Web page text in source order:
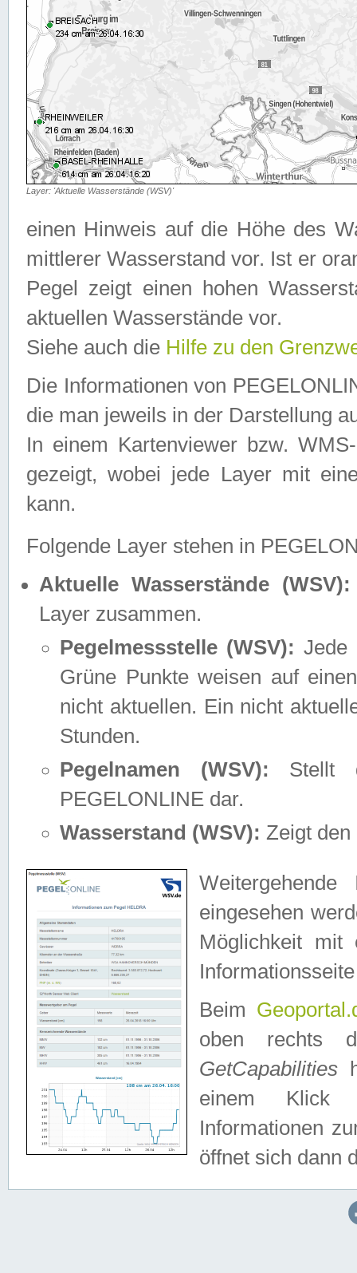
Layer: 'Aktuelle Wasserstände (WSV)'
einen Hinweis auf die Höhe des
mittlerer Wasserstand vor. Ist er
Pegel zeigt einen hohen
aktuellen Wasserstände vor.
Siehe auch die Hilfe zu den
Die Informationen von
die man jeweils in der Darstellung
In einem Kartenviewer bzw.
gezeigt, wobei jede Layer mit
kann.
Folgende Layer stehen in
Aktuelle Wasserstände (WSV):
Layer zusammen.
Pegelmessstelle (WSV): Jede
Grüne Punkte weisen auf
nicht aktuellen. Ein nicht
Stunden.
Pegelnamen (WSV): Stellt
PEGELONLINE dar.
Wasserstand (WSV): Zeigt den
eingesehen
Möglichkeit mit
Beim
oben rechts
GetCapabilities
einem Klick
Informationen
öffnet sich dann